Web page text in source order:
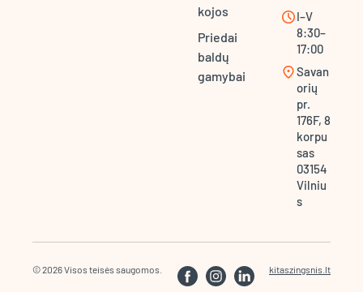
kojos
Priedai
baldų
gamybai
scheduleI–V
8:30–
17:00
location_onSavan
orių
pr.
176F, 8
korpu
sas
03154
Vilniu
s
© 2026 Visos teisės saugomos. kitaszingsnis.lt